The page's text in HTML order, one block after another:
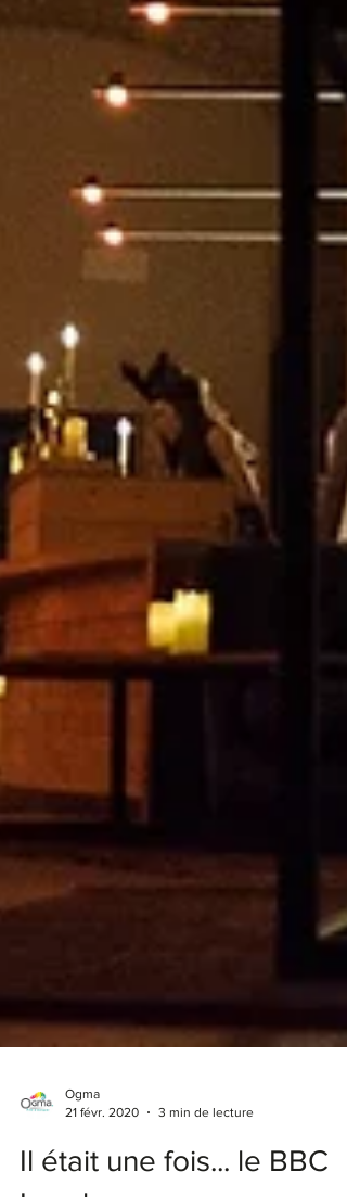
21 févr. 2020
3 min de lecture